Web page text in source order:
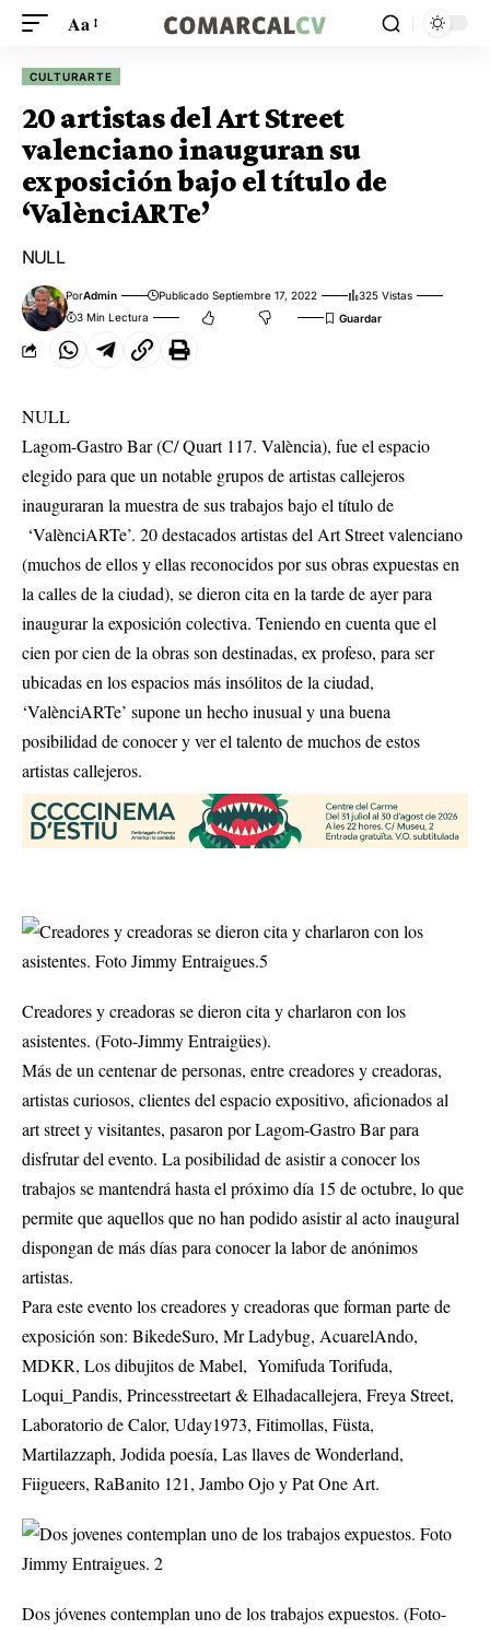
Aa
CULTURARTE
20 artistas del Art Street
valenciano inauguran su
exposición bajo el título de
‘ValènciARTe’
NULL
PorAdmin Publicado Septiembre 17, 2022
325 Vistas
3 Min Lectura
NULL
Lagom-Gastro Bar (C/ Quart 117. València), fue el espacio
elegido para que un notable grupos de artistas callejeros
inauguraran la muestra de sus trabajos bajo el título de
‘ValènciARTe’. 20 destacados artistas del Art Street valenciano
(muchos de ellos y ellas reconocidos por sus obras expuestas en
la calles de la ciudad), se dieron cita en la tarde de ayer para
inaugurar la exposición colectiva. Teniendo en cuenta que el
cien por cien de la obras son destinadas, ex profeso, para ser
ubicadas en los espacios más insólitos de la ciudad,
‘ValènciARTe’ supone un hecho inusual y una buena
posibilidad de conocer y ver el talento de muchos de estos
artistas callejeros.
Creadores y creadoras se dieron cita y charlaron con los
asistentes. (Foto-Jimmy Entraigües).
Más de un centenar de personas, entre creadores y creadoras,
artistas curiosos, clientes del espacio expositivo, aficionados al
art street y visitantes, pasaron por Lagom-Gastro Bar para
disfrutar del evento. La posibilidad de asistir a conocer los
trabajos se mantendrá hasta el próximo día 15 de octubre, lo que
permite que aquellos que no han podido asistir al acto inaugural
dispongan de más días para conocer la labor de anónimos
artistas.
Para este evento los creadores y creadoras que forman parte de
exposición son: BikedeSuro, Mr Ladybug, AcuarelAndo,
MDKR, Los dibujitos de Mabel, Yomifuda Torifuda,
Loqui_Pandis, Princesstreetart & Elhadacallejera, Freya Street,
Laboratorio de Calor, Uday1973, Fitimollas, Füsta,
Martilazzaph, Jodida poesía, Las llaves de Wonderland,
Fiigueers, RaBanito 121, Jambo Ojo y Pat One Art.
Dos jóvenes contemplan uno de los trabajos expuestos. (Foto-